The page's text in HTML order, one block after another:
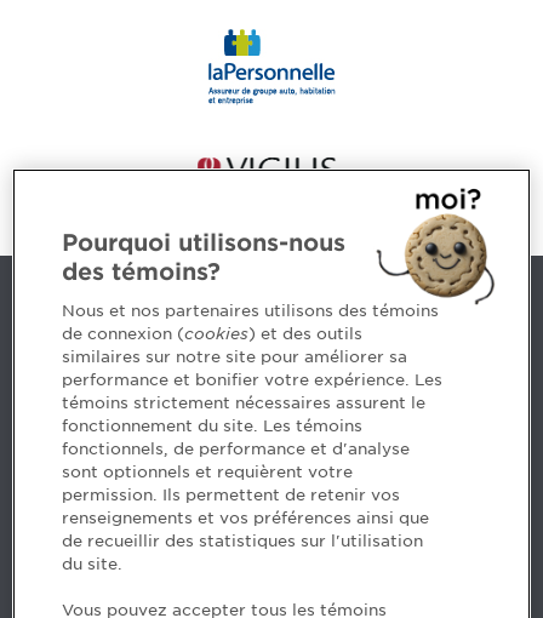
Nous joindre
5, Place Ville Marie, bureau 800, Montréal (Québec)
H3B 2G2
www.cpaquebec.ca
Des questions? Faites appel à notre équipe >
Envie de mettre de l’Ordre dans votre carrière? Voyez
les postes disponibles >
Pourquoi utilisons-nous
des témoins?
Nous et nos partenaires utilisons des témoins
de connexion (cookies) et des outils
similaires sur notre site pour améliorer sa
performance et bonifier votre expérience. Les
témoins strictement nécessaires assurent le
fonctionnement du site. Les témoins
fonctionnels, de performance et d'analyse
sont optionnels et requièrent votre
permission. Ils permettent de retenir vos
renseignements et vos préférences ainsi que
de recueillir des statistiques sur l'utilisation
du site.
Vous pouvez accepter tous les témoins